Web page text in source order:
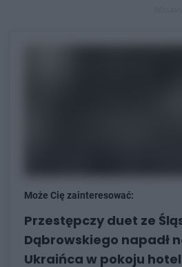
Może Cię zainteresować:
Przestępczy duet ze
Dąbrowskiego napadł
Ukraińca w pokoju